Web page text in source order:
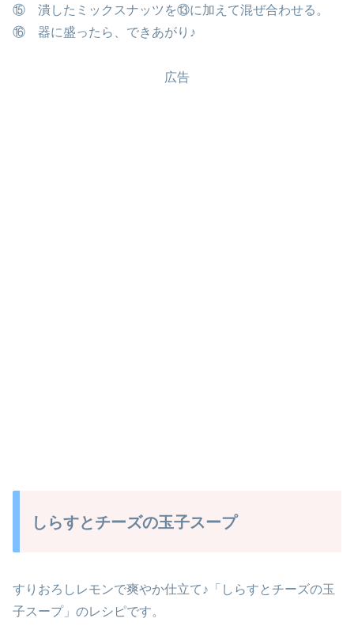
⑮ 潰したミックスナッツを⑬に加えて混ぜ合わせる。
⑯ 器に盛ったら、できあがり♪
広告
しらすとチーズの玉子スープ
すりおろしレモンで爽やか仕立て♪「しらすとチーズの玉
子スープ」のレシピです。